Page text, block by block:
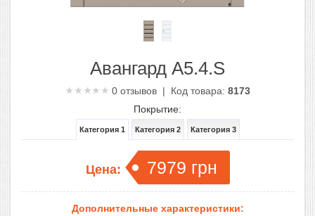
Авангард A5.4.S
0отзывов | Код товара: 8173
Покрытие:
Категория 1 Категория 2 Категория 3
Цена: 7979 грн
Дополнительные характеристики: